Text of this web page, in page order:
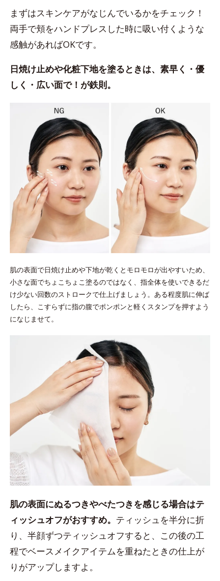
まずはスキンケアがなじんでいるかをチェック！
両手で頬をハンドプレスした時に吸い付くような
感触があればOKです。
日焼け止めや化粧下地を塗るときは、素早く・優
しく・広い面で！が鉄則。
肌の表面で日焼け止めや下地が乾くとモロモロが出やすいため、
小さな面でちょこちょこ塗るのではなく、指全体を使いできるだ
け少ない回数のストロークで仕上げましょう。ある程度肌に伸ば
したら、こすらずに指の腹でポンポンと軽くスタンプを押すよう
になじませて。
肌の表面にぬるつきやべたつきを感じる場合はテ
ィッシュオフがおすすめ。 ティッシュを半分に折
り、半顔ずつティッシュオフすると、この後の工
程でベースメイクアイテムを重ねたときの仕上が
りがアップしますよ。